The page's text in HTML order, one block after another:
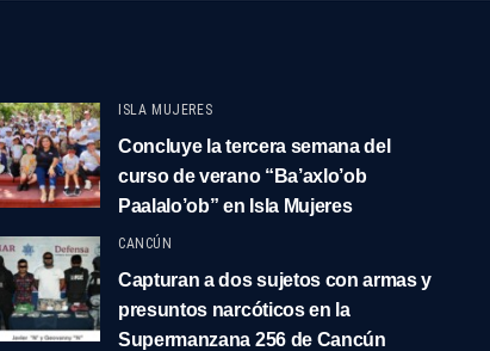
ISLA MUJERES
Concluye la tercera semana del
curso de verano “Ba’axlo’ob
Paalalo’ob” en Isla Mujeres
CANCÚN
Capturan a dos sujetos con armas y
presuntos narcóticos en la
Supermanzana 256 de Cancún